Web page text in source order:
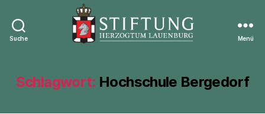
Suche
Lauenburg
Menü
Schlagwort: Hochschule Bergedorf